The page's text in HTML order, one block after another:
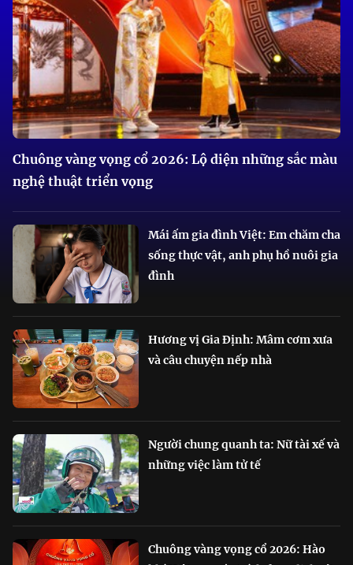
Chuông vàng vọng cổ 2026: Lộ diện những sắc màu
nghệ thuật triển vọng
Mái ấm gia đình Việt: Em chăm cha
sống thực vật, anh phụ hồ nuôi gia
đình
Hương vị Gia Định: Mâm cơm xưa
và câu chuyện nếp nhà
Người chung quanh ta: Nữ tài xế và
những việc làm tử tế
Chuông vàng vọng cổ 2026: Hào